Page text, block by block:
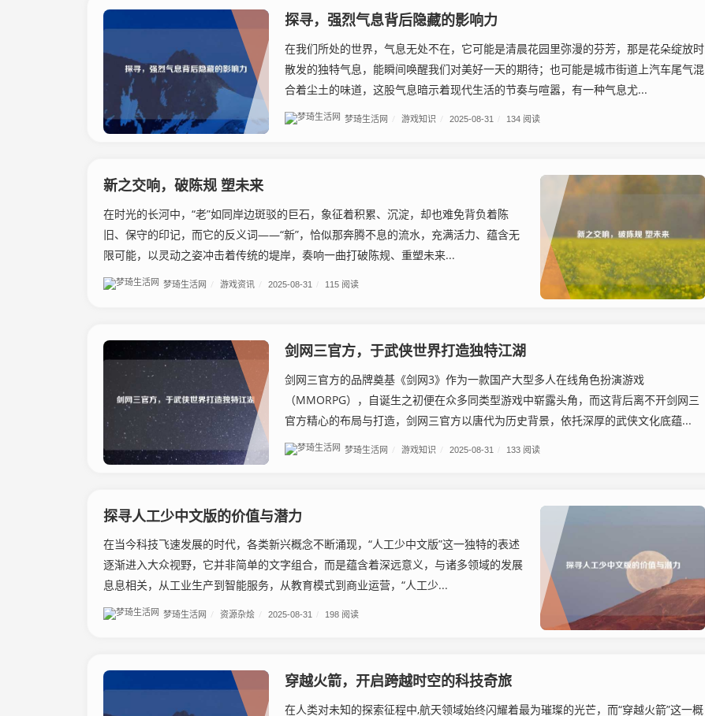
探寻，强烈气息背后隐藏的影响力
在我们所处的世界，气息无处不在，它可能是清晨花园里弥漫的芬芳，那是花朵绽放时
散发的独特气息，能瞬间唤醒我们对美好一天的期待；也可能是城市街道上汽车尾气混
合着尘土的味道，这股气息暗示着现代生活的节奏与喧嚣，有一种气息尤...
梦琦生活网 游戏知识 2025-08-31 134 阅读
新之交响，破陈规 塑未来
在时光的长河中，“老”如同岸边斑驳的巨石，象征着积累、沉淀，却也难免背负着陈
旧、保守的印记，而它的反义词——“新”，恰似那奔腾不息的流水，充满活力、蕴含无
限可能，以灵动之姿冲击着传统的堤岸，奏响一曲打破陈规、重塑未来...
梦琦生活网 游戏资讯 2025-08-31 115 阅读
剑网三官方，于武侠世界打造独特江湖
剑网三官方的品牌奠基《剑网3》作为一款国产大型多人在线角色扮演游戏
（MMORPG），自诞生之初便在众多同类型游戏中崭露头角，而这背后离不开剑网三
官方精心的布局与打造，剑网三官方以唐代为历史背景，依托深厚的武侠文化底蕴...
梦琦生活网 游戏知识 2025-08-31 133 阅读
探寻人工少中文版的价值与潜力
在当今科技飞速发展的时代，各类新兴概念不断涌现，“人工少中文版”这一独特的表述
逐渐进入大众视野，它并非简单的文字组合，而是蕴含着深远意义，与诸多领域的发展
息息相关，从工业生产到智能服务，从教育模式到商业运营，“人工少...
梦琦生活网 资源杂烩 2025-08-31 198 阅读
穿越火箭，开启跨越时空的科技奇旅
在人类对未知的探索征程中,航天领域始终闪耀着最为璀璨的光芒，而“穿越火箭”这一概